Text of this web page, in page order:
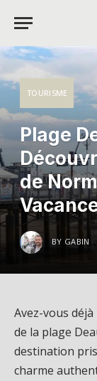
TOURISME
Plage
de
BY GABIN
Avez-vous
de la plage
destination
charme